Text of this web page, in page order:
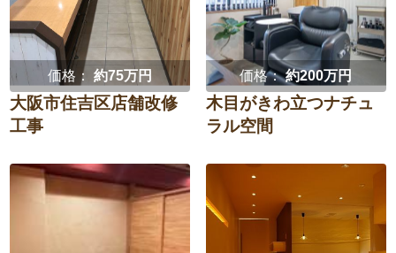
価格：約75万円
大阪市住吉区店舗改修
工事
価格：約200万円
木目がきわ立つナチュ
ラル空間